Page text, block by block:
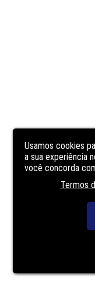
Usamos cookies
a sua experiência
você concorda
Termos